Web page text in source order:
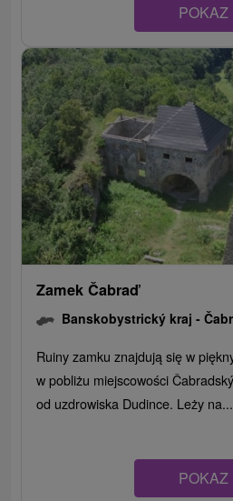
POKAZ
Zamek Čabraď
Banskobystrický kraj -
Ruiny zamku znajdują się w
w pobliżu miejscowości
od uzdrowiska Dudince. Leży na...
POKAZ